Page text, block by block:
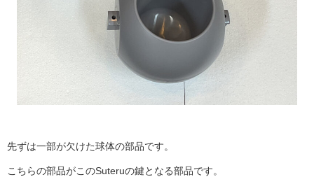
先ずは一部が欠けた球体の部品です。
こちらの部品がこのSuteruの鍵となる部品です。